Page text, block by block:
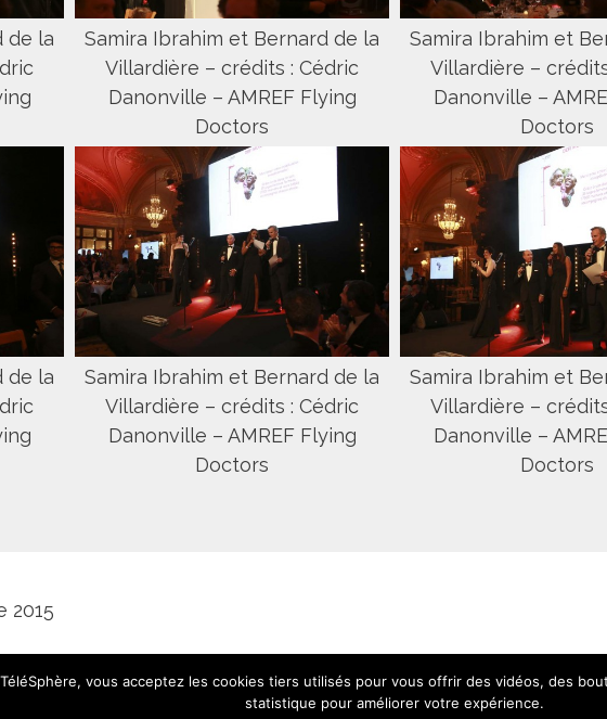
de la
Samira Ibrahim et Bernard de la
Villardière – crédits : Cédric
Danonville – AMREF Flying
Doctors
Samira Ibrahim et
Villardière –
Danonville –
Doctors
de la
Samira Ibrahim et Bernard de la
Villardière – crédits : Cédric
Danonville – AMREF Flying
Doctors
Samira Ibrahim et
Villardière –
Danonville –
Doctors
2015
Contact|Mentions légales
vous acceptez les cookies tiers utilisés pour vous offrir des vidéos, des
statistique pour améliorer votre expérience.